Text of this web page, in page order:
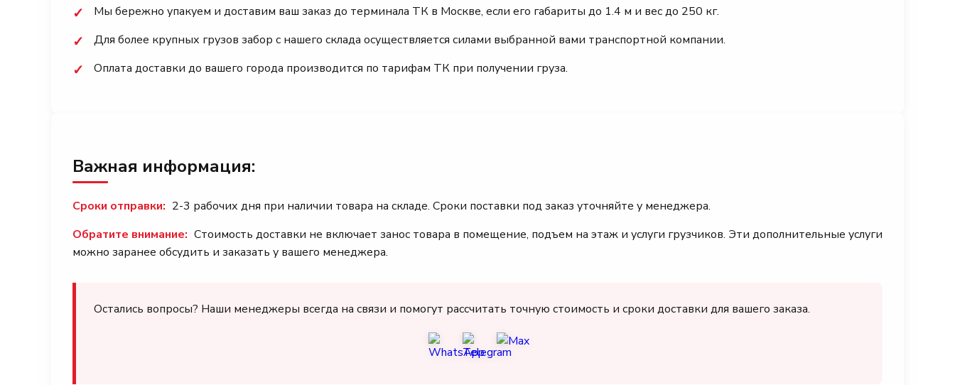
✓ Мы бережно упакуем и доставим ваш заказ до терминала ТК в Москве, если его габариты до 1.4 м и вес до 250 кг.
✓ Для более крупных грузов забор с нашего склада осуществляется силами выбранной вами транспортной компании.
✓ Оплата доставки до вашего города производится по тарифам ТК при получении груза.
Важная информация:
Сроки отправки: 2-3 рабочих дня при наличии товара на складе. Сроки поставки под заказ уточняйте у менеджера.
Обратите внимание: Стоимость доставки не включает занос товара в помещение, подъем на этаж и услуги грузчиков. Эти дополнительные услуги
можно заранее обсудить и заказать у вашего менеджера.
Остались вопросы? Наши менеджеры всегда на связи и помогут рассчитать точную стоимость и сроки доставки для вашего заказа.